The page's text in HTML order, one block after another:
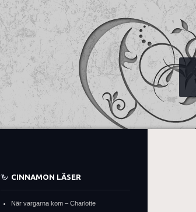
CINNAMON LÄSER
När vargarna kom – Charlotte